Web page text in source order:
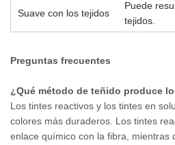
Suave con los tejidos
Puede
tejidos.
Preguntas frecuentes
¿Qué método de teñido produce
Los tintes reactivos y los tintes en
colores más duraderos. Los tintes
enlace químico con la fibra, mientras